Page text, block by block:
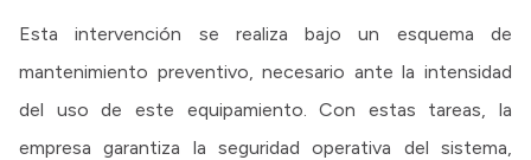
Esta intervención se realiza bajo un esquema de
mantenimiento preventivo, necesario ante la intensidad
del uso de este equipamiento. Con estas tareas, la
empresa garantiza la seguridad operativa del sistema,